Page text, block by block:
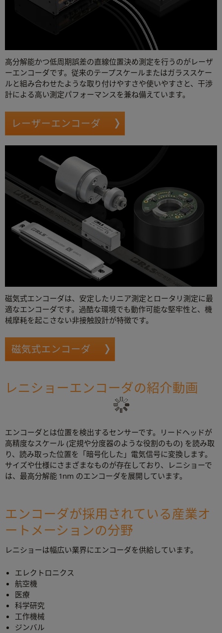
高分解能かつ低周期誤差の直線位置決め測定を行うのがレーザ
ーエンコーダです。従来のテープスケールまたはガラススケー
ルと組み合わせたような取り付けやすさや使いやすさと、干渉
計による高い測定パフォーマンスを兼ね備えています。
レーザーエンコーダ
磁気式エンコーダは、安定したリニア測定とロータリ測定に最
適なエンコーダです。過酷な環境でも動作可能な堅牢性と、機
械摩耗を起こさない非接触設計が特徴です。
磁気式エンコーダ
レニショーエンコーダの紹介動画
エンコーダとは位置を検出するセンサーです。リードヘッドが
高精度なスケール (定規や分度器のような役割のもの) を読み取
り、読み取った位置を「暗号化した」電気信号に変換します。
サイズや仕様にさまざまなものが存在しており、レニショーで
は、最高分解能 1nm のエンコーダを展開しています。
エンコーダが採用されている産業オ
ートメーションの分野
レニショーは幅広い業界にエンコーダを供給しています。
エレクトロニクス
航空機
医療
科学研究
工作機械
ジンバル